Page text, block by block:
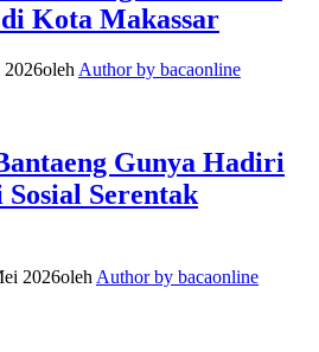
Kota Makassar
2026oleh Author by bacaonline
Gunya Hadiri
Serentak
2026oleh Author by bacaonline